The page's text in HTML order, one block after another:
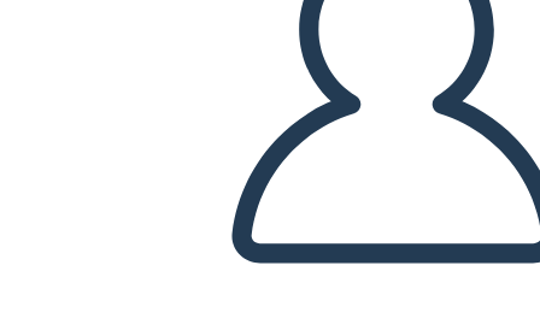
ODTWARZANIE POKAZU SLAJDÓW
PRZECZYTAJ MI